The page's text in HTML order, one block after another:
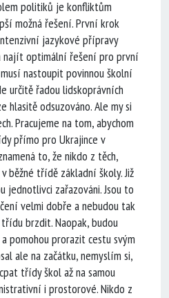
politiků je konfliktům
možná řešení. První krok
jazykové přípravy
optimální řešení pro první
nastoupit povinnou školní
určitě řadou lidskoprávních
hlasitě odsuzováno. Ale my si
Pracujeme na tom, abychom
přímo pro Ukrajince v
to, že nikdo z těch,
běžné třídě základní školy. Již
jednotlivci zařazováni. Jsou to
velmi dobře a nebudou tak
brzdit. Naopak, budou
pomohou prorazit cestu svým
ale na začátku, nemyslím si,
třídy škol až na samou
i prostorové. Nikdo z